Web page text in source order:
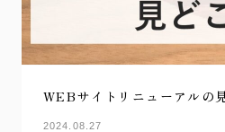
WEBサイトリニューアルの
2024.08.27